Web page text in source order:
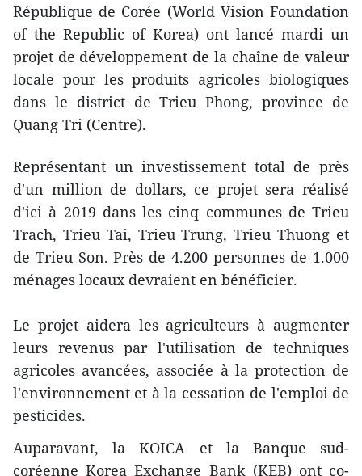
République de Corée (World Vision Foundation
of the Republic of Korea) ont lancé mardi un
projet de développement de la chaîne de valeur
locale pour les produits agricoles biologiques
dans le district de Trieu Phong, province de
Quang Tri (Centre).
Représentant un investissement total de près
d'un million de dollars, ce projet sera réalisé
d'ici à 2019 dans les cinq communes de Trieu
Trach, Trieu Tai, Trieu Trung, Trieu Thuong et
de Trieu Son. ​Près de 4.200 personnes de 1.000
ménages locaux devraient en bénéficier.
Le projet ​aidera les agriculteurs à augmenter
leurs revenus ​par l'utilisation de techniques
agricoles avancées, associée à la protection de
l'environnement et à la ​cessation de l'emploi de
pesticides.
​Auparavant, la KOICA et la Banque sud-
coréenne Korea Exchange Bank (KEB) ont co-